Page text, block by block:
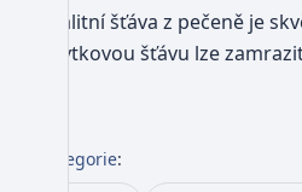
Kvalitní šťáva z pečeně je
Zbytkovou šťávu lze
Kategorie: